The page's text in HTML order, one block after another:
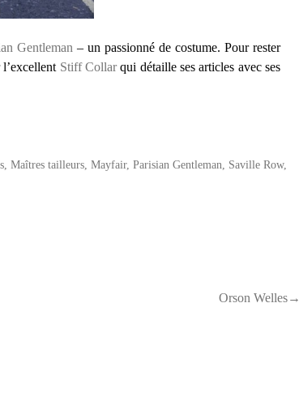
Gentleman – un passionné de costume. Pour rester
Stiff Collarqui détaille ses articles avec ses
, Maîtres tailleurs, Mayfair, Parisian Gentleman Saville Row,
Orson Welles→